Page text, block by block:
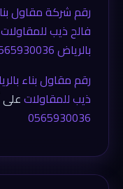
فالح ذيب للمقاولات
بالرياض 0565930036
ذيب للمقاولاتعلى
0565930036